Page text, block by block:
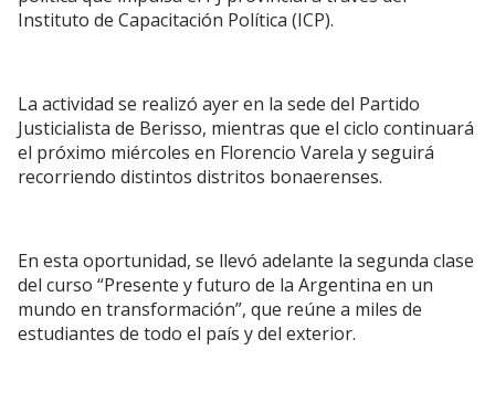
Instituto de Capacitación Política (ICP).
La actividad se realizó ayer en la sede del Partido
Justicialista de Berisso, mientras que el ciclo continuará
el próximo miércoles en Florencio Varela y seguirá
recorriendo distintos distritos bonaerenses.
En esta oportunidad, se llevó adelante la segunda clase
del curso “Presente y futuro de la Argentina en un
mundo en transformación”, que reúne a miles de
estudiantes de todo el país y del exterior.